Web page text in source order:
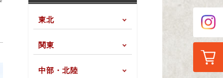
東北
関東
中部・北陸